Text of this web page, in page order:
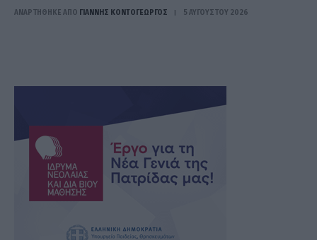
ΑΝΑΡΤΗΘΗΚΕ ΑΠΟ ΓΙΆΝΝΗΣ ΚΟΝΤΟΓΕΏΡΓΟΣ 5 ΑΥΓΟΎΣΤΟΥ 2026